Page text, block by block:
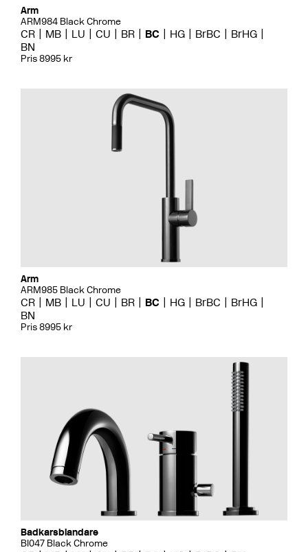
Arm
ARM984 Black Chrome
CR MB LU CU BR BC HG BrBC
BrHG
BN
Pris 8995 kr
Arm
ARM985 Black Chrome
CR MB LU CU BR BC HG BrBC
BrHG
BN
Pris 8995 kr
Badkarsblandare
BI047 Black Chrome